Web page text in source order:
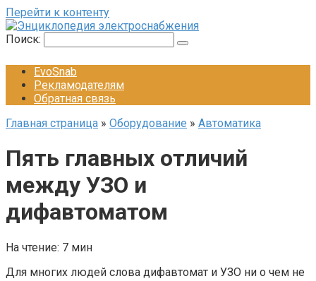
Перейти к контенту
Поиск:
EvoSnab
Рекламодателям
Обратная связь
Главная страница » Оборудование » Автоматика
Пять главных отличий
между УЗО и
дифавтоматом
На чтение: 7 мин
Для многих людей слова дифавтомат и УЗО ни о чем не